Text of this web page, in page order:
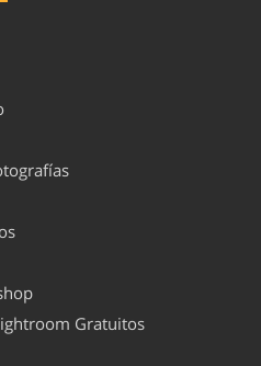
Gratuitos